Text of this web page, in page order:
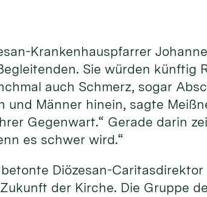
Krankenhauspfarrer
Sie würden künftig
auch Schmerz, sogar
und Männer hinein, sagte
Gegenwart.“ Gerade darin
es schwer wird.“
Diözesan-Caritasdirektor
der Kirche. Die Gruppe